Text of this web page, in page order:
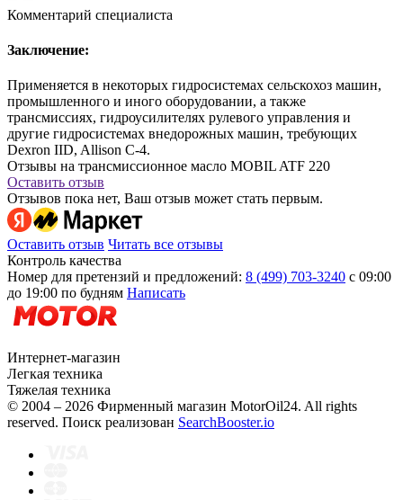
Комментарий специалиста
Заключение:
Применяется в некоторых гидросистемах сельскохоз машин,
промышленного и иного оборудовании, а также
трансмиссиях, гидроусилителях рулевого управления и
другие гидросистемах внедорожных машин, требующих
Dexron IID, Allison C-4.
Отзывы на трансмиссионное масло MOBIL ATF 220
Оставить отзыв
Отзывов пока нет, Ваш отзыв может стать первым.
Оставить отзыв Читать все отзывы
Контроль качества
Номер для претензий и предложений: 8 (499) 703-3240 с 09:00
до 19:00 по будням Написать
Интернет-магазин
Легкая техника
Тяжелая техника
© 2004 – 2026 Фирменный магазин MotorOil24. All rights
reserved. Поиск реализован SearchBooster.io